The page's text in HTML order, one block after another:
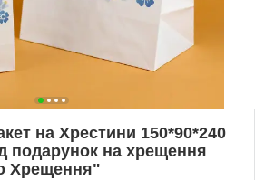
на Хрестини 150*90*240
подарунок на хрещення
Хрещення"